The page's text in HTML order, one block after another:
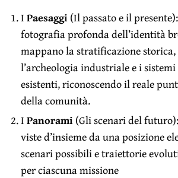
IPaesaggi(Il passato e il
fotografia profonda dell’identità
mappano la stratificazione
l’archeologia industriale e i
esistenti, riconoscendo il reale
della comunità.
IPanorami(Gli scenari del
viste d’insieme da una posizione
scenari possibili e traiettorie
per ciascuna missione